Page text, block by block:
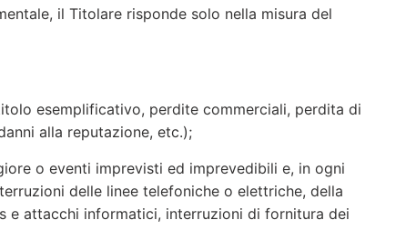
il Titolare risponde solo nella misura del
esemplificativo, perdite commerciali, perdita di
alla reputazione, etc.);
o eventi imprevisti ed imprevedibili e, in ogni
delle linee telefoniche o elettriche, della
e attacchi informatici, interruzioni di fornitura dei